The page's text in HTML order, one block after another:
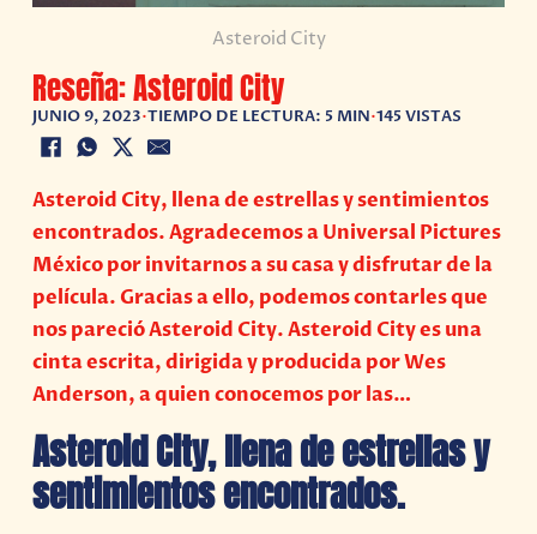
Asteroid City
Reseña: Asteroid City
JUNIO 9, 2023•TIEMPO DE LECTURA: 5 MIN•145 VISTAS
Asteroid City, llena de estrellas y sentimientos
encontrados. Agradecemos a Universal Pictures
México por invitarnos a su casa y disfrutar de la
película. Gracias a ello, podemos contarles que
nos pareció Asteroid City. Asteroid City es una
cinta escrita, dirigida y producida por Wes
Anderson, a quien conocemos por las…
Asteroid City, llena de estrellas y
sentimientos encontrados.